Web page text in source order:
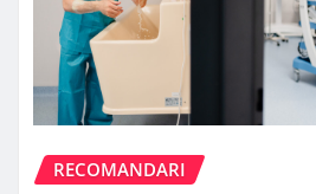
RECOMANDARI